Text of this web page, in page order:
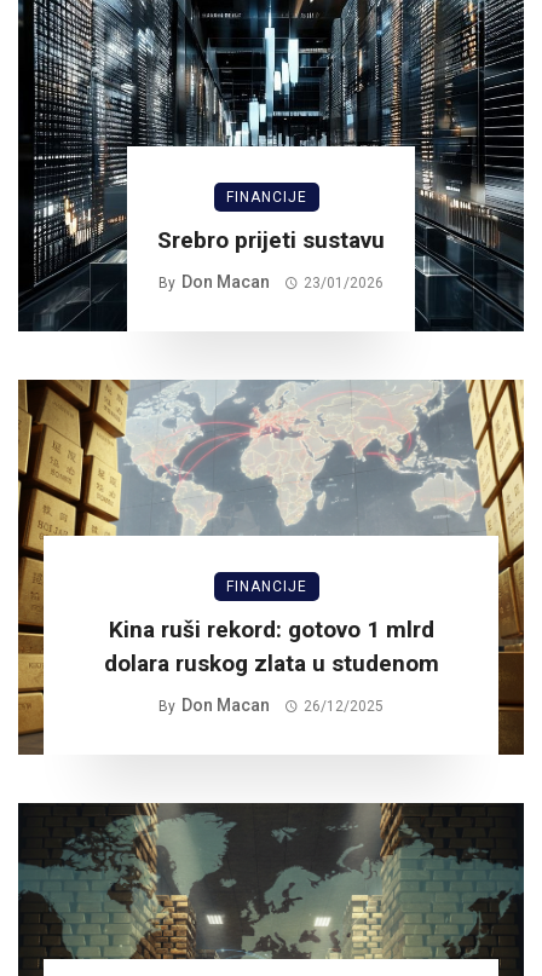
FINANCIJE
Srebro prijeti sustavu
By Don Macan 23/01/2026
FINANCIJE
Kina ruši rekord: gotovo 1 mlrd
dolara ruskog zlata u studenom
By Don Macan 26/12/2025